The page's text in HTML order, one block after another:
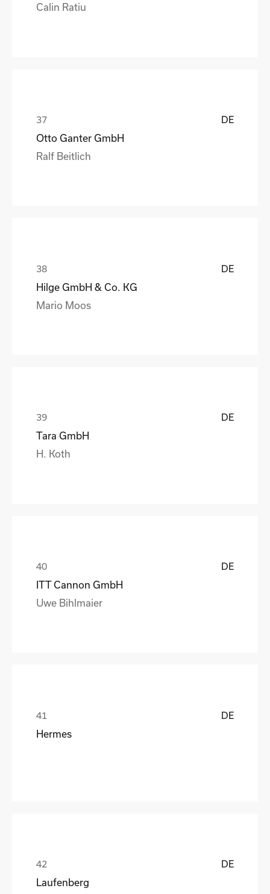
Calin Ratiu
DE
Otto Ganter GmbH
Ralf Beitlich
DE
Hilge GmbH & Co. KG
Mario Moos
DE
Tara GmbH
H. Koth
DE
ITT Cannon GmbH
Uwe Bihlmaier
DE
Hermes
DE
Laufenberg